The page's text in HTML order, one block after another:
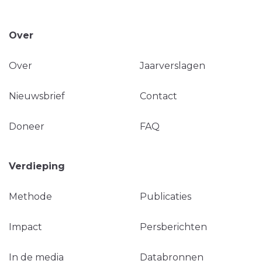
Over
Over Jaarverslagen
Nieuwsbrief Contact
Doneer FAQ
Verdieping
Methode Publicaties
Impact Persberichten
In de media Databronnen